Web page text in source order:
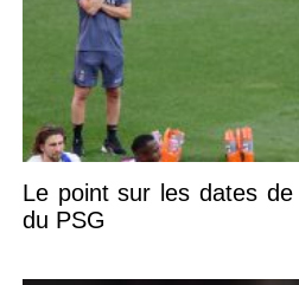
Le point sur les dates
du PSG